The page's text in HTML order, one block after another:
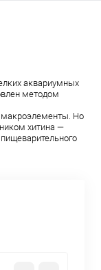
аквариумных
методом
Но
хитина —